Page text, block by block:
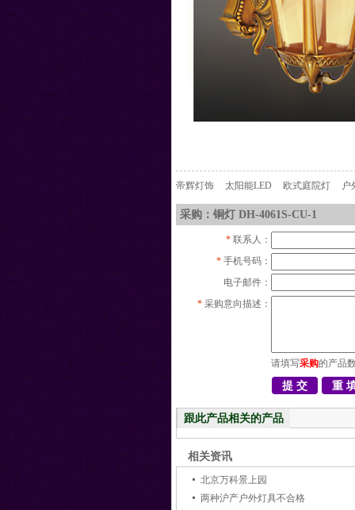
帝辉灯饰 太阳能LED 欧式庭院灯 户
采购：铜灯 DH-4061S-CU-1
* 联系人：
* 手机号码：
电子邮件：
* 采购意向描述：
请填写采购的产品
跟此产品相关的产品
相关资讯
北京万科景上园
两种沪产户外灯具不合格